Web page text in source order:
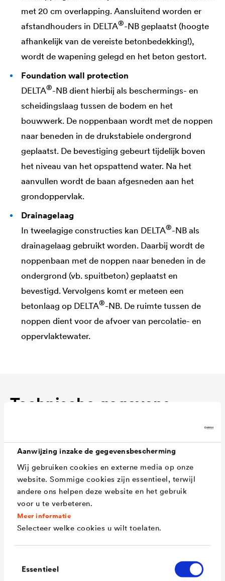
Aanwijzing inzake de gegevensbescherming
Wij gebruiken cookies en externe media op onze
website. Sommige cookies zijn essentieel, terwijl
andere ons helpen deze website en het gebruik
voor u te verbeteren.
Meer informatie
Selecteer welke cookies u wilt toelaten.
Essentieel
met 20 cm overlapping. Aansluitend worden er
afstandhouders in DELTA®-NB geplaatst (hoogte
afhankelijk van de vereiste betonbedekking!),
wordt de wapening gelegd en het beton gestort.
Foundation wall protection
DELTA®-NB dient hierbij als beschermings- en
scheidingslaag tussen de bodem en het
bouwwerk. De noppenbaan wordt met de noppen
naar beneden in de drukstabiele ondergrond
geplaatst. De bevestiging gebeurt tijdelijk boven
het niveau van het opspattend water. Na het
aanvullen wordt de baan afgesneden aan het
grondoppervlak.
Drainagelaag
In tweelagige constructies kan DELTA®-NB als
drainagelaag gebruikt worden. Daarbij wordt de
noppenbaan met de noppen naar beneden in de
ondergrond (vb. spuitbeton) geplaatst en
bevestigd. Vervolgens komt er meteen een
betonlaag op DELTA®-NB. De ruimte tussen de
noppen dient voor de afvoer van percolatie- en
oppervlaktewater.
Technische gegevens
Materiaal
Polyethyleen met hoge
volledig recycleerbaar
Kleur
Antraciet
Drukweerstand
ca. 200 kN/m²
Luchtvolume
ca. 5,3 l/m²